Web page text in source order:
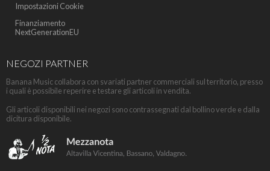
Impostazioni Cookie
Finanziamento
NextGenerationEU
NEGOZI PARTNER
Banana Music collabora con svariati partner commerciali sul territorio, presso
i quali è possibile reperire e testare gli articoli in vendita.
Gli articoli disponibili nei negozi sono contrassegnati dal bollino verde e dalla
dicitura disponibile.